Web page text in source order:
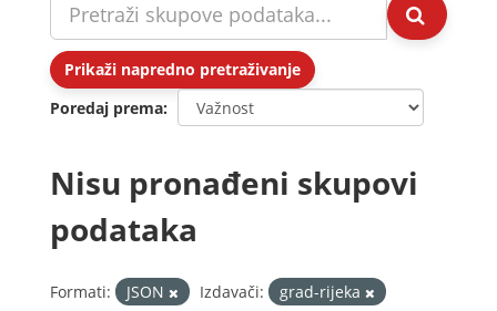
Prikaži napredno pretraživanje
Poredaj prema
Nisu pronađeni skupovi
podataka
Formati: JSON Izdavači:
grad-rijeka